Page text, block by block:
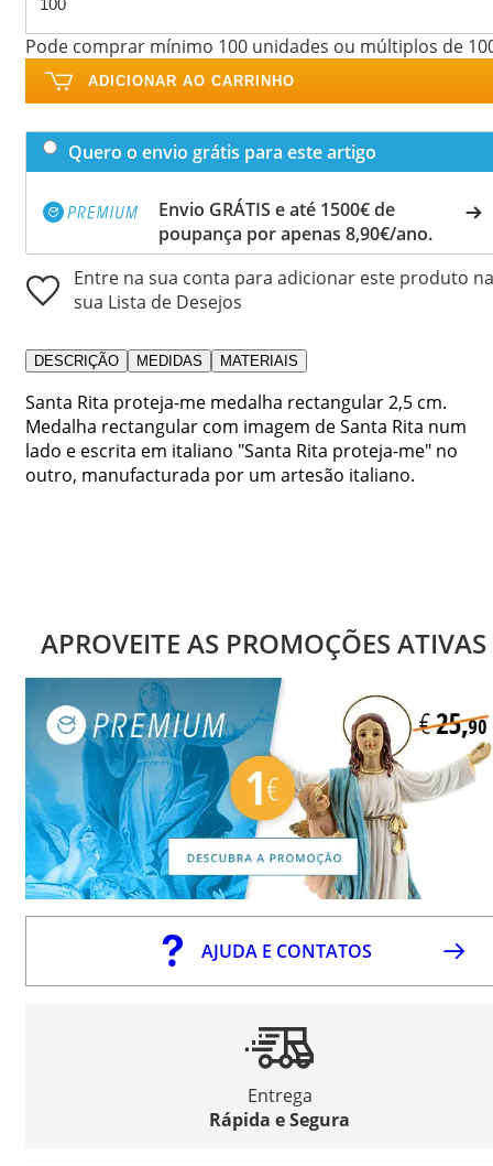
Pode comprar mínimo 100 unidades ou múltiplos de
ADICIONAR AO CARRINHO
Quero o envio grátis para este artigo
Envio GRÁTIS e até 1500€ de
poupança por apenas 8,90€/ano.
Entre na sua conta para adicionar este produto na
sua Lista de Desejos
DESCRIÇÃO MEDIDAS MATERIAIS
Santa Rita proteja-me medalha rectangular 2,5 cm.
Medalha rectangular com imagem de Santa Rita num
lado e escrita em italiano "Santa Rita proteja-me" no
outro, manufacturada por um artesão italiano.
APROVEITE AS PROMOÇÕES ATIVAS
AJUDA E CONTATOS
Entrega
Rápida e Segura